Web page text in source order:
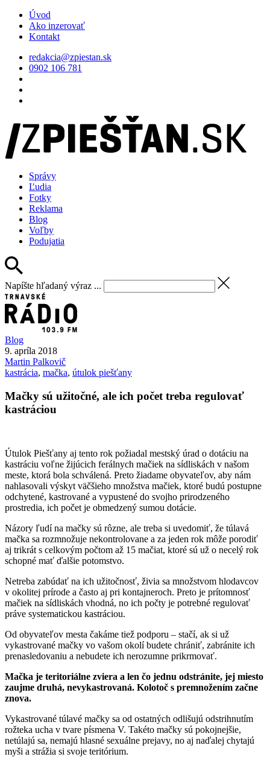
Úvod
Ako inzerovať
Kontakt
redakcia@zpiestan.sk
0902 106 781
Správy
Ľudia
Fotky
Reklama
Blog
Voľby
Podujatia
Napíšte hľadaný výraz ...
Blog
9. apríla 2018
Martin Palkovič
kastrácia, mačka, útulok piešťany
Mačky sú užitočné, ale ich počet treba regulovať
kastráciou
Útulok Piešťany aj tento rok požiadal mestský úrad o dotáciu na
kastráciu voľne žijúcich ferálnych mačiek na sídliskách v našom
meste, ktorá bola schválená. Preto žiadame obyvateľov, aby nám
nahlasovali výskyt väčšieho množstva mačiek, ktoré budú postupne
odchytené, kastrované a vypustené do svojho prirodzeného
prostredia, ich počet je obmedzený sumou dotácie.
Názory ľudí na mačky sú rôzne, ale treba si uvedomiť, že túlavá
mačka sa rozmnožuje nekontrolovane a za jeden rok môže porodiť
aj trikrát s celkovým počtom až 15 mačiat, ktoré sú už o necelý rok
schopné mať ďalšie potomstvo.
Netreba zabúdať na ich užitočnosť, živia sa množstvom hlodavcov
v okolitej prírode a často aj pri kontajneroch. Preto je prítomnosť
mačiek na sídliskách vhodná, no ich počty je potrebné regulovať
práve systematickou kastráciou.
Od obyvateľov mesta čakáme tiež podporu – stačí, ak si už
vykastrované mačky vo vašom okolí budete chrániť, zabránite ich
prenasledovaniu a nebudete ich nerozumne prikrmovať.
Mačka je teritoriálne zviera a len čo jednu odstránite, jej miesto
zaujme druhá, nevykastrovaná. Kolotoč s premnožením začne
znova.
Vykastrované túlavé mačky sa od ostatných odlišujú odstrihnutím
rožteka ucha v tvare písmena V. Takéto mačky sú pokojnejšie,
netúlajú sa, nemajú hlasné sexuálne prejavy, no aj naďalej chytajú
myši a strážia si svoje teritórium.